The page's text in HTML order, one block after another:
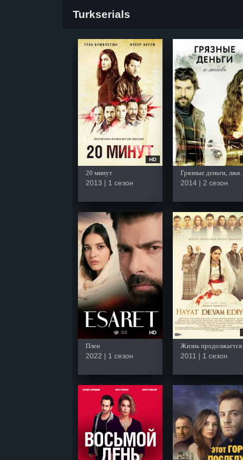
Turkserials
HD
20 минут
2013 | 1 сезон
Грязные деньги, лживая любовь
2014 | 2 сезон
HD
Плен
2022 | 1 сезон
Жизнь продолжается
2011 | 1 сезон